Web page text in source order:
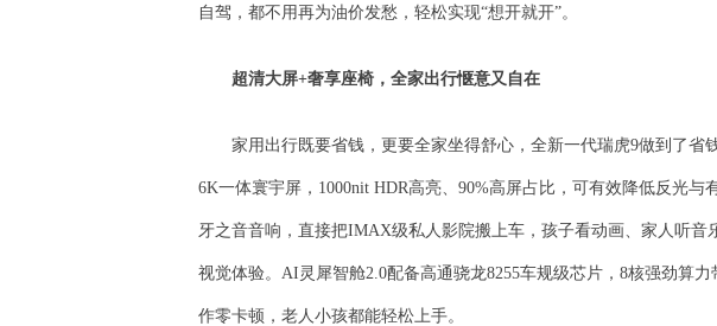
自驾，都不用再为油价发愁，轻松实现“想开就开”。
超清大屏+奢享座椅， 全家出行惬意又自在
家用出行既要省钱，更要全家坐得舒心，全新一代瑞虎9做到了省
6K一体寰宇屏，1000nit HDR高亮、90%高屏占比，可有效降低反光与
牙之音音响，直接把IMAX级私人影院搬上车，孩子看动画、家人听音
视觉体验。AI灵犀智舱2.0配备高通骁龙8255车规级芯片，8核强劲算
作零卡顿，老人小孩都能轻松上手。